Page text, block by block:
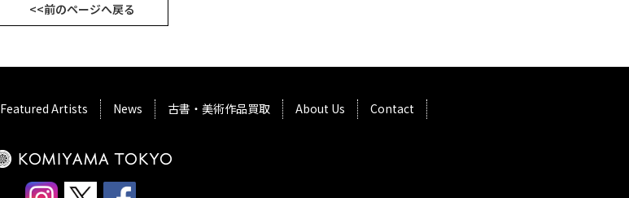
<<前のページへ戻る
Featured Artists News 古書・美術作品買取 About Us Contact